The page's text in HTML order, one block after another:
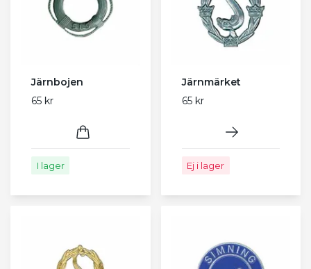
Järnbojen
65 kr
I lager
Järnmärket
65 kr
Ej i lager